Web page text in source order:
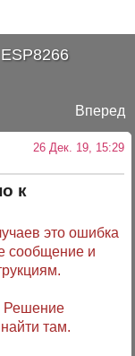
Вперед
26 Дек. 19, 15:29
к
это ошибка
сообщение и
Решение
там.